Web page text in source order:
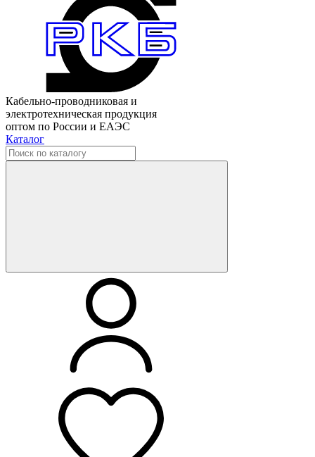
Кабельно-проводниковая и
электротехническая продукция
оптом по России и ЕАЭС
Каталог